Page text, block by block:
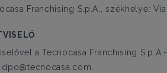
Franchising S.p.A., székhelye:
a Tecnocasa Franchising